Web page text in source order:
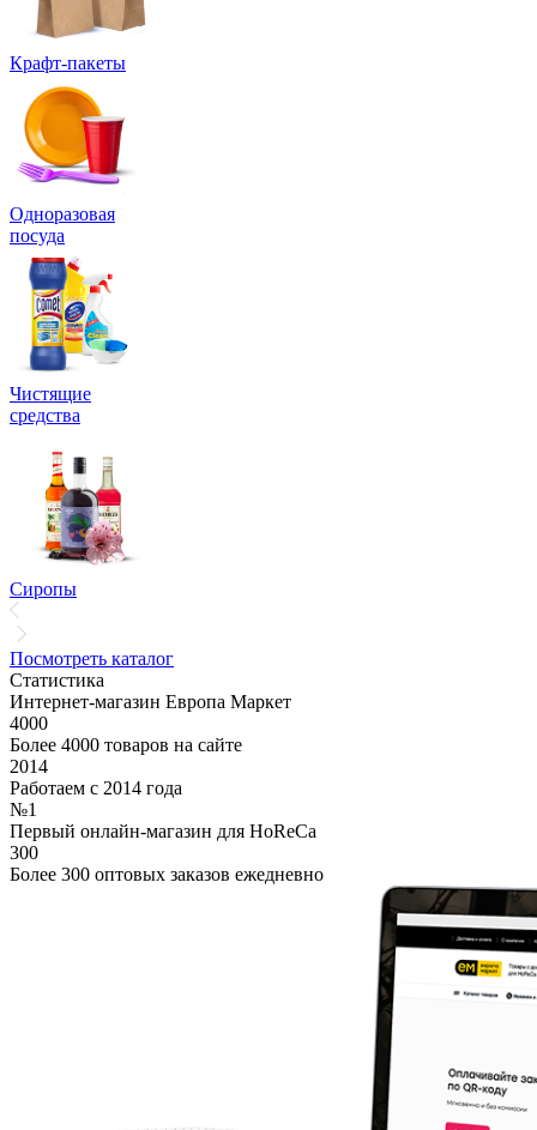
Крафт-пакеты
Одноразовая
посуда
Чистящие
средства
Сиропы
Посмотреть каталог
Статистика
Интернет-магазин Европа Маркет
4000
Более 4000 товаров на сайте
2014
Работаем с 2014 года
№1
Первый онлайн-магазин для HoReCa
300
Более 300 оптовых заказов ежедневно